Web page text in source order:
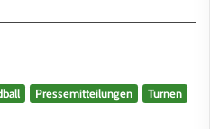
Pressemitteilungen
Turnen